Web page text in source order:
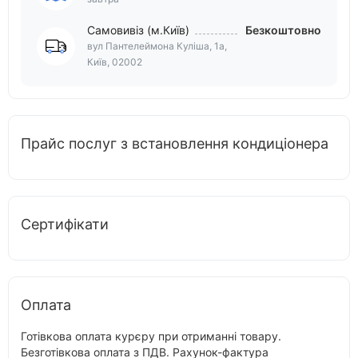
Самовивіз (м.Київ)
вул Пантелеймона Куліша, 1а,
Київ, 02002
Безкоштовно
Прайс послуг з встановлення кондиціонера
Сертифікати
Оплата
Готівкова оплата курєру при отриманні товару.
Безготівкова оплата з ПДВ. Рахунок-фактура